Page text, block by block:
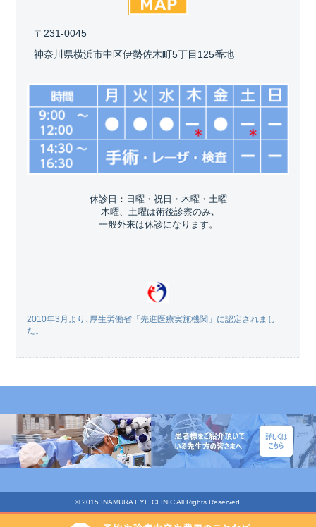
〒231-0045
神奈川県横浜市中区伊勢佐木町5丁目125番地
休診日：日曜・祝日・木曜・土曜
木曜、土曜は術後診察のみ､
一般外来は休診になります。
2010年3月より､厚生労働省「先進医療実施機関」に認定されまし
た。
© 2015 INAMURA EYE CLINIC All Rights Reserved.